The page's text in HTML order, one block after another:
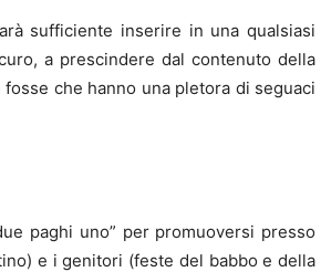
sufficiente inserire in una qualsiasi
a prescindere dal contenuto della
che hanno una pletora di seguaci
paghi uno” per promuoversi presso
e i genitori (feste del babbo e della